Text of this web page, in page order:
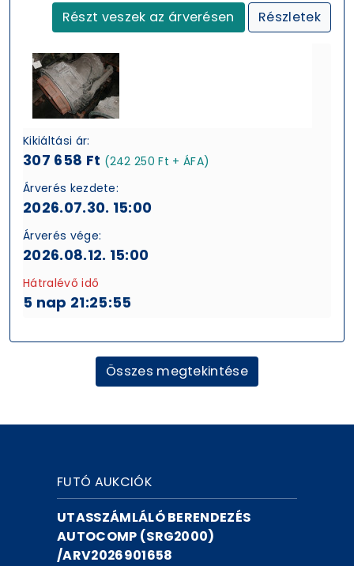
Részt veszek az árverésen Részletek
Kikiáltási ár:
307 658 Ft (242 250 Ft + ÁFA)
Árverés kezdete:
2026.07.30. 15:00
Árverés vége:
2026.08.12. 15:00
Hátralévő idő
5 nap 21:25:54
Összes megtekintése
FUTÓ AUKCIÓK
UTASSZÁMLÁLÓ BERENDEZÉS
AUTOCOMP (SRG2000)
/ARV2026901658